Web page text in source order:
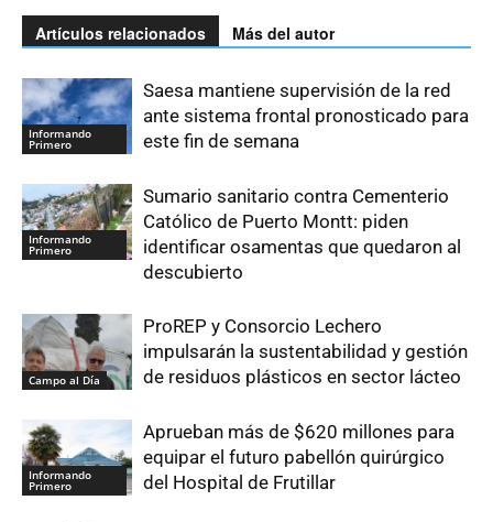
Artículos relacionados Más del autor
Informando
Primero
Saesa mantiene supervisión de la red
ante sistema frontal pronosticado para
este fin de semana
Informando
Primero
Sumario sanitario contra Cementerio
Católico de Puerto Montt: piden
identificar osamentas que quedaron al
descubierto
Campo al Día
ProREP y Consorcio Lechero
impulsarán la sustentabilidad y gestión
de residuos plásticos en sector lácteo
Informando
Primero
Aprueban más de $620 millones para
equipar el futuro pabellón quirúrgico
del Hospital de Frutillar